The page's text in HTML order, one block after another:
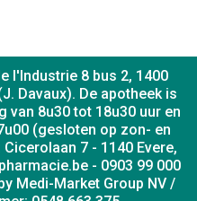
l'Industrie 8 bus 2, 1400
Davaux). De apotheek is
van 8u30 tot 18u30 uur en
(gesloten op zon- en
7 - 1140 Evere,
- 0903 99 000
Medi-Market Group NV /